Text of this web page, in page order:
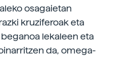
osagaietan
kruziferoak eta
lekaleen eta
da, omega-